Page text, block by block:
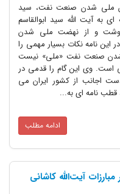
ملی شدن صنعت نفت، سید
به آیت الله سید ابوالقاسم
و از نهضت ملی شدن
نامه نکات بسیار مهمی را
صنعت نفت «ملی» نیست
وی این گام را قدمی در
اجانب از کشور ایران می
نامه ای به...
ادامه مطلب
آیت‌الله کاشانی